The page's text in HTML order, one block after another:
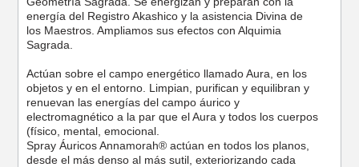
energía del Registro Akashico y la asistencia Divina de
los Maestros. Ampliamos sus efectos con Alquimia
Sagrada.
Actúan sobre el campo energético llamado Aura, en los
objetos y en el entorno. Limpian, purifican y equilibran y
renuevan las energías del campo áurico y
electromagnético a la par que el Aura y todos los cuerpos
(físico, mental, emocional.
Spray Áuricos Annamorah® actúan en todos los planos,
desde el más denso al más sutil, exteriorizando cada